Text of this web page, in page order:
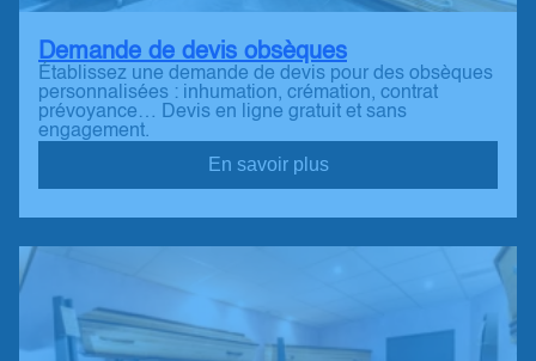
Demande de devis obsèques
Établissez une demande de devis pour des obsèques
personnalisées : inhumation, crémation, contrat
prévoyance… Devis en ligne gratuit et sans
engagement.
En savoir plus